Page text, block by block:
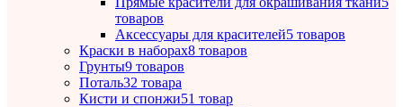
товаров
Аксессуары для красителей5 товаров
Краски в наборах8 товаров
Грунты9 товаров
Поталь32 товара
Кисти и спонжи51 товар